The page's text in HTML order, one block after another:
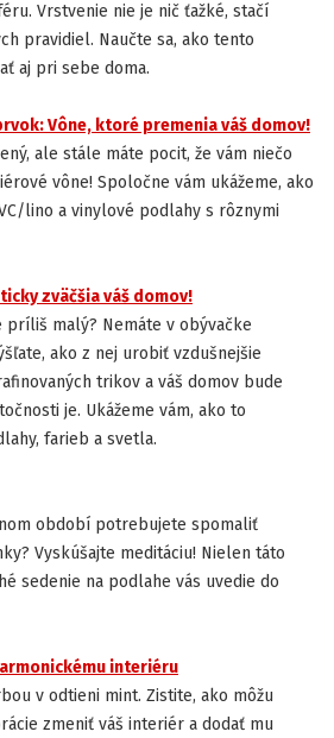
Vrstvenie nie je nič ťažké, stačí
pravidiel. Naučte sa, ako tento
aj pri sebe doma.
Vône, ktoré premenia váš domov!
ale stále máte pocit, že vám niečo
vône! Spoločne vám ukážeme, ako
lino a vinylové podlahy s rôznymi
zväčšia váš domov!
príliš malý? Nemáte v obývačke
ako z nej urobiť vzdušnejšie
trikov a váš domov bude
je. Ukážeme vám, ako to
farieb a svetla.
období potrebujete spomaliť
Vyskúšajte meditáciu! Nielen táto
sedenie na podlahe vás uvedie do
interiéru
v odtieni mint. Zistite, ako môžu
zmeniť váš interiér a dodať mu